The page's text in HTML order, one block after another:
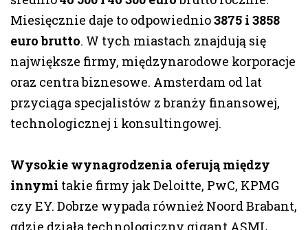
Miesięcznie daje to odpowiednio3875 i 3858
euro brutto. W tych miastach znajdują się
największe firmy, międzynarodowe korporacje
oraz centra biznesowe. Amsterdam od lat
przyciąga specjalistów z branży finansowej,
technologicznej i konsultingowej.
Wysokie wynagrodzenia oferują między
innymi takie firmy jak Deloitte, PwC, KPMG
czy EY. Dobrze wypada również Noord Brabant,